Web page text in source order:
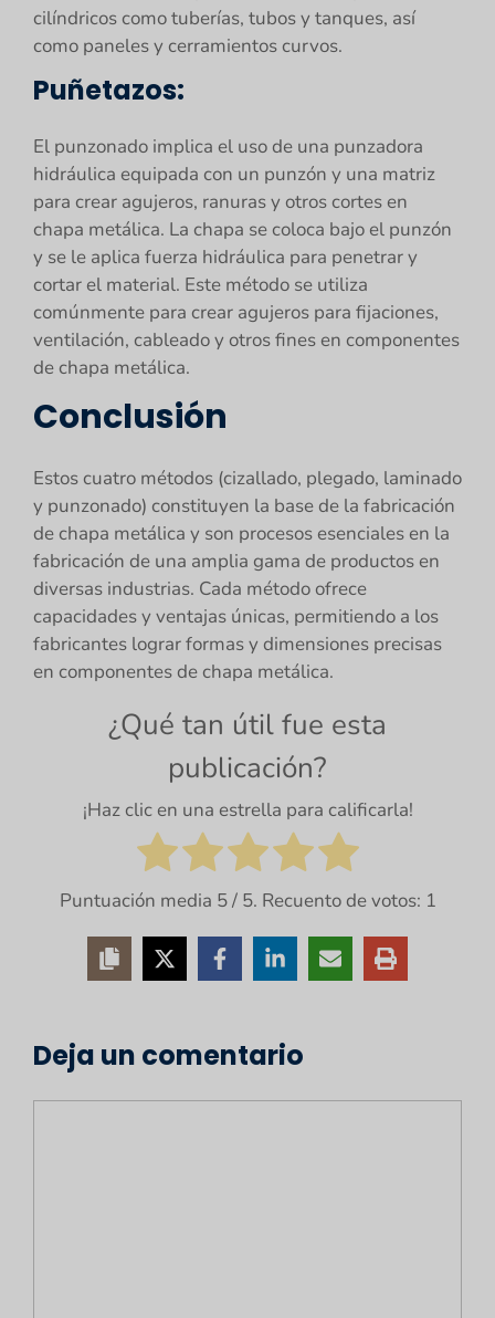
cilíndricos como tuberías, tubos y tanques, así
como paneles y cerramientos curvos.
Puñetazos:
El punzonado implica el uso de una punzadora
hidráulica equipada con un punzón y una matriz
para crear agujeros, ranuras y otros cortes en
chapa metálica. La chapa se coloca bajo el punzón
y se le aplica fuerza hidráulica para penetrar y
cortar el material. Este método se utiliza
comúnmente para crear agujeros para fijaciones,
ventilación, cableado y otros fines en componentes
de chapa metálica.
Conclusión
Estos cuatro métodos (cizallado, plegado, laminado
y punzonado) constituyen la base de la fabricación
de chapa metálica y son procesos esenciales en la
fabricación de una amplia gama de productos en
diversas industrias. Cada método ofrece
capacidades y ventajas únicas, permitiendo a los
fabricantes lograr formas y dimensiones precisas
en componentes de chapa metálica.
¿Qué tan útil fue esta
publicación?
¡Haz clic en una estrella para calificarla!
Puntuación media 5/ 5. Recuento de votos: 1
Deja un comentario